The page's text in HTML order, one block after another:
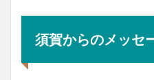
須賀からのメッセ